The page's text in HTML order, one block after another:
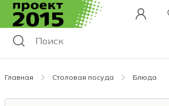
Главная Столовая посуда Блюда